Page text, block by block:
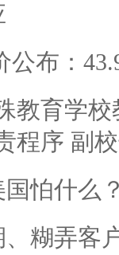
公布：
教育学
程序 副
怕什么
糊弄客